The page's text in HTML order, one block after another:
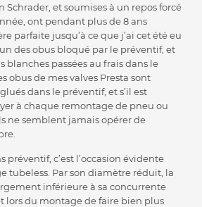
Schrader, et soumises à un repos forcé
ont pendant plus de 8 ans
parfaite jusqu’à ce que j’ai cet été eu
des obus bloqué par le préventif, et
blanches passées au frais dans le
obus de mes valves Presta sont
dans le préventif, et s’il est
à chaque remontage de pneu ou
ne semblent jamais opérer de
préventif, c’est l’occasion évidente
tubeless. Par son diamètre réduit, la
inférieure à sa concurrente
lors du montage de faire bien plus